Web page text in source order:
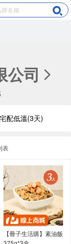
公司
表
配低溫(3天)
【冊子生活購】素油飯